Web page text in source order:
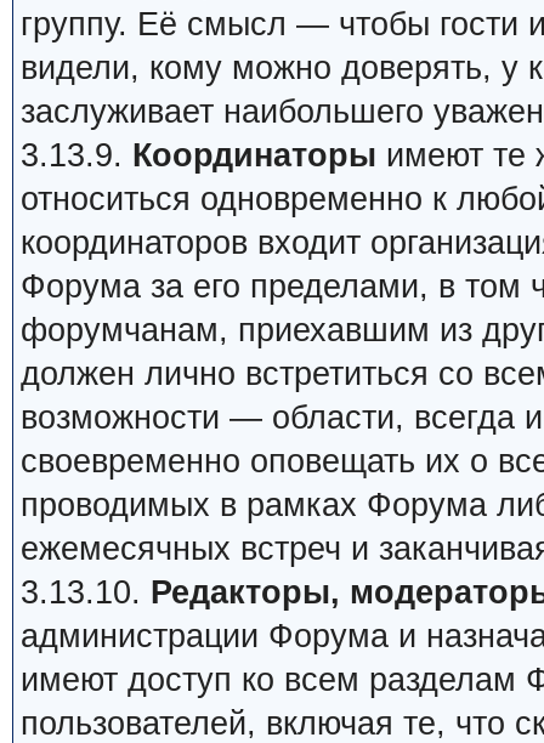
группу. Её смысл — чтобы гости
видели, кому можно доверять, у
заслуживает наибольшего
3.13.9. Координаторы имеют те
относиться одновременно к
координаторов входит
Форума за его пределами, в том
форумчанам, приехавшим из
должен лично встретиться со
возможности — области, всегда
своевременно оповещать их о
проводимых в рамках Форума
ежемесячных встреч и
3.13.10. Редакторы,
администрации Форума и
имеют доступ ко всем
пользователей, включая те, что